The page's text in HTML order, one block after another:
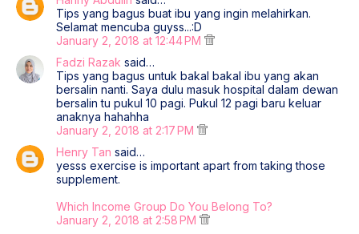
Tips yang bagus buat ibu yang ingin melahirkan.
Selamat mencuba guyss...:D
January 2, 2018 at 12:44 PM
Fadzi Razak said…
Tips yang bagus untuk bakal bakal ibu yang akan
bersalin nanti. Saya dulu masuk hospital dalam dewan
bersalin tu pukul 10 pagi. Pukul 12 pagi baru keluar
anaknya hahahha
January 2, 2018 at 2:17 PM
Henry Tan said…
yesss exercise is important apart from taking those
supplement.
Which Income Group Do You Belong To?
January 2, 2018 at 2:58 PM